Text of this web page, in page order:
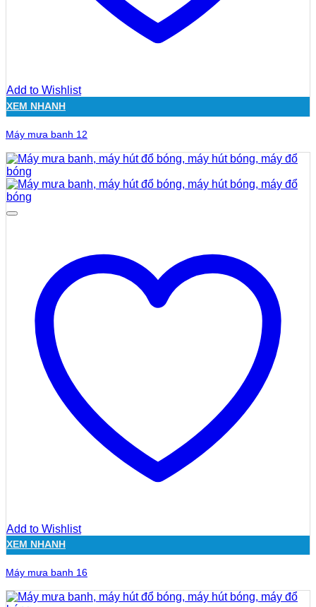
Add to Wishlist
XEM NHANH
Máy mưa banh 12
Add to Wishlist
XEM NHANH
Máy mưa banh 16